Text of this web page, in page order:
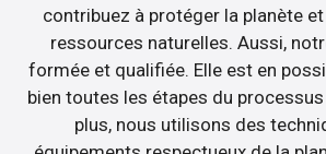
contribuez à protéger la planète
ressources naturelles. Aussi,
formée et qualifiée. Elle est en
bien toutes les étapes du
plus, nous utilisons des